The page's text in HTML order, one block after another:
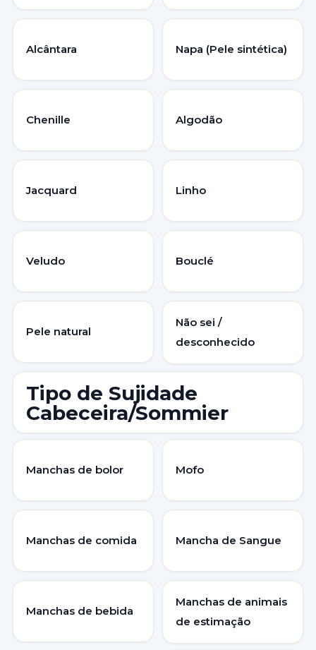
Alcântara Napa (Pele sintética)
Chenille Algodão
Jacquard Linho
Veludo Bouclé
Pele natural
Não sei /
desconhecido
Tipo de Sujidade
Cabeceira/Sommier
Manchas de bolor Mofo
Manchas de comida Mancha de Sangue
Manchas de bebida
Manchas de animais
de estimação